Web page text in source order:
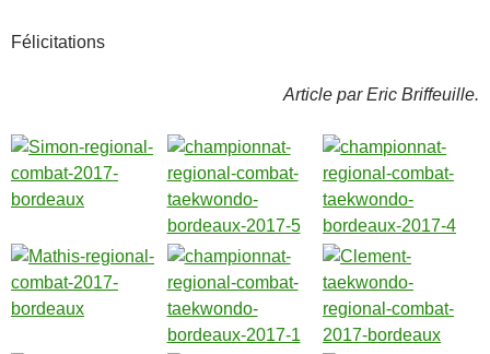
Félicitations
Article par Eric Briffeuille.